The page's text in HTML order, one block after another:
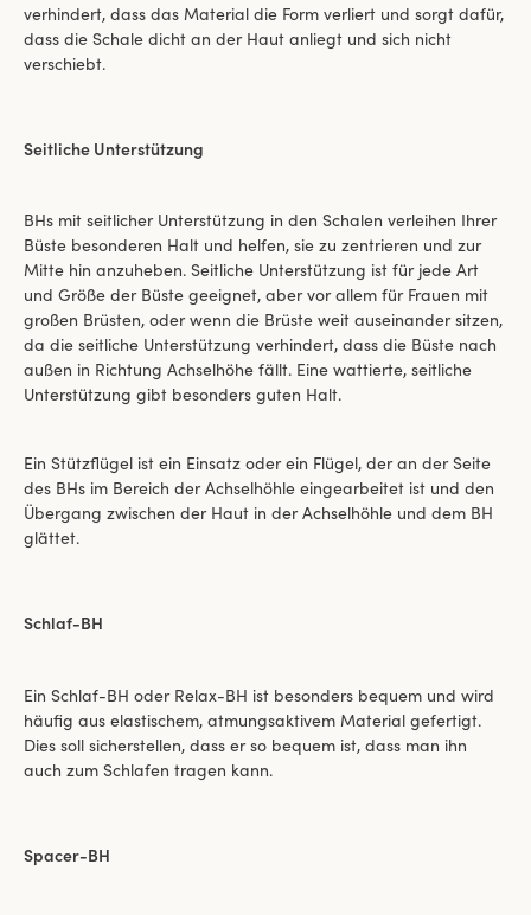
verhindert, dass das Material die Form verliert und sorgt dafür,
dass die Schale dicht an der Haut anliegt und sich nicht
verschiebt.
Seitliche Unterstützung
BHs mit seitlicher Unterstützung in den Schalen verleihen Ihrer
Büste besonderen Halt und helfen, sie zu zentrieren und zur
Mitte hin anzuheben. Seitliche Unterstützung ist für jede Art
und Größe der Büste geeignet, aber vor allem für Frauen mit
großen Brüsten, oder wenn die Brüste weit auseinander sitzen,
da die seitliche Unterstützung verhindert, dass die Büste nach
außen in Richtung Achselhöhe fällt. Eine wattierte, seitliche
Unterstützung gibt besonders guten Halt.
Ein Stützflügel ist ein Einsatz oder ein Flügel, der an der Seite
des BHs im Bereich der Achselhöhle eingearbeitet ist und den
Übergang zwischen der Haut in der Achselhöhle und dem BH
glättet.
Schlaf-BH
Ein Schlaf-BH oder Relax-BH ist besonders bequem und wird
häufig aus elastischem, atmungsaktivem Material gefertigt.
Dies soll sicherstellen, dass er so bequem ist, dass man ihn
auch zum Schlafen tragen kann.
Spacer-BH